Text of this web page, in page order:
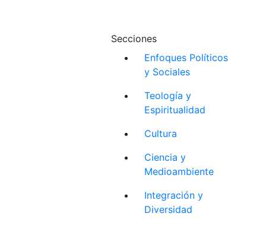
Secciones
Enfoques Políticos
y Sociales
Teología y
Espiritualidad
Cultura
Ciencia y
Medioambiente
Integración y
Diversidad